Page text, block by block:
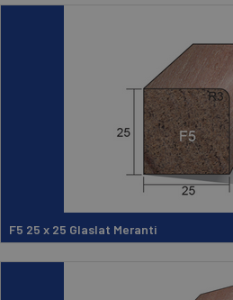
F5 25 x 25 Glaslat Meranti